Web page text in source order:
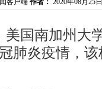
客户端作者： 2020年08月25
国南加州大
肺炎疫情，